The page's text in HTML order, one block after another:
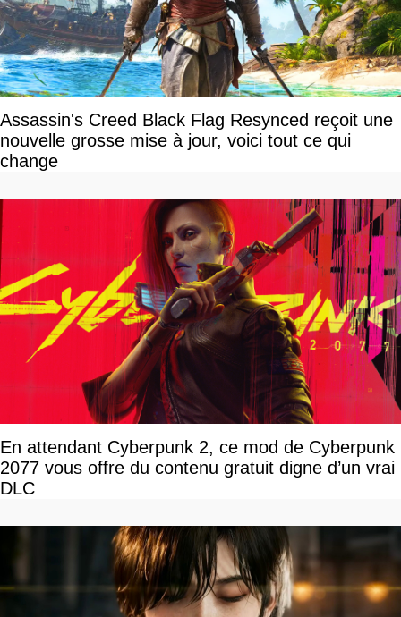
Assassin's Creed Black Flag Resynced reçoit une
nouvelle grosse mise à jour, voici tout ce qui
change
En attendant Cyberpunk 2, ce mod de Cyberpunk
2077 vous offre du contenu gratuit digne d’un vrai
DLC